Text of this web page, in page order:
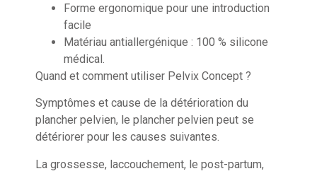
Forme ergonomique pour une introduction
facile
Matériau antiallergénique : 100 % silicone
médical.
Quand et comment utiliser Pelvix Concept ?
Symptômes et cause de la détérioration du
plancher pelvien, le plancher pelvien peut se
détériorer pour les causes suivantes.
La grossesse, laccouchement, le post-partum,